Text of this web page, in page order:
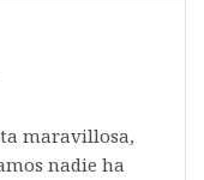
maravillosa,
nadie ha